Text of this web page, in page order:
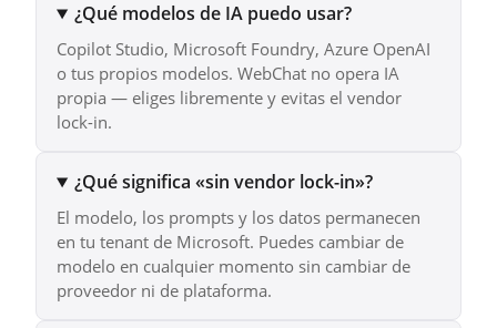
¿Qué modelos de IA puedo usar?
Copilot Studio, Microsoft Foundry, Azure OpenAI
o tus propios modelos. WebChat no opera IA
propia — eliges libremente y evitas el vendor
lock-in.
¿Qué significa «sin vendor lock-in»?
El modelo, los prompts y los datos permanecen
en tu tenant de Microsoft. Puedes cambiar de
modelo en cualquier momento sin cambiar de
proveedor ni de plataforma.